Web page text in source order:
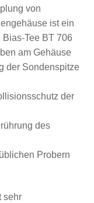
von
ist ein
Tee BT 706
am Gehäuse
der Sondenspitze
der
des
Probern
sehr